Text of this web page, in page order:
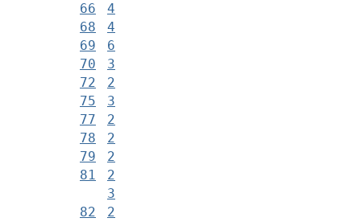
66
4
68
4
69
6
70
3
72
2
75
3
77
2
78
2
79
2
81
2
3
82
2